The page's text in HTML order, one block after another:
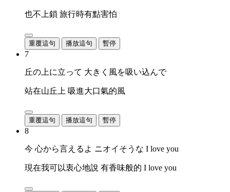
也不上鎖 旅行時有點害怕
重覆這句 播放這句 暫停
7
丘の上に立って 大きく風を吸い込んで
站在山丘上 吸進大口氣的風
重覆這句 播放這句 暫停
8
今 心から言えるよ ニオイそうな I love you
現在我可以衷心地說 有香味般的 I love you